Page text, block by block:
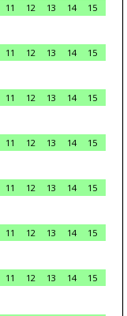
11 12 13 14
15
11 12 13 14
15
11 12 13 14
15
11 12 13 14
15
11 12 13 14
15
11 12 13 14
15
11 12 13 14
15